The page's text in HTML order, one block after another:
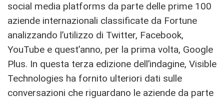
social media platforms da parte delle prime 100
aziende internazionali classificate da Fortune
analizzando l’utilizzo di Twitter, Facebook,
YouTube e quest’anno, per la prima volta, Google
Plus. In questa terza edizione dell’indagine, Visible
Technologies ha fornito ulteriori dati sulle
conversazioni che riguardano le aziende da parte